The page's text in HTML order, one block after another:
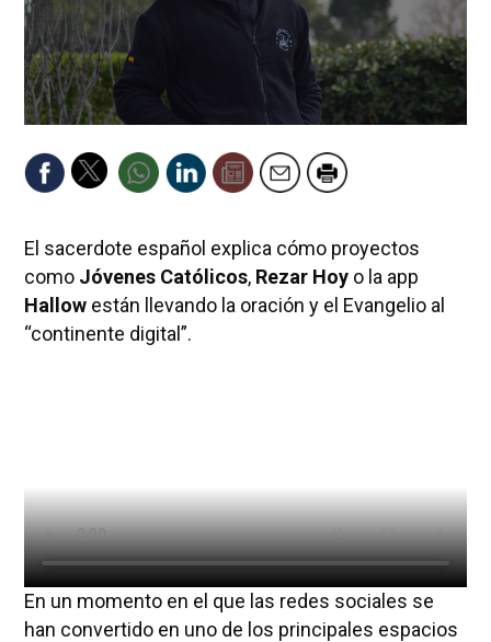
El sacerdote español explica cómo proyectos
como Jóvenes Católicos, Rezar Hoyo la app
Hallowestán llevando la oración y el Evangelio al
“continente digital”.
En un momento en el que las redes sociales se
han convertido en uno de los principales espacios